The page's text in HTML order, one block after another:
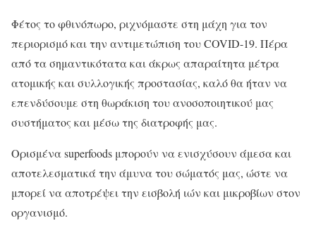
Φέτος το φθινόπωρο, ριχνόμαστε στη μάχη για τον
περιορισμό και την αντιμετώπιση του COVID-19. Πέρα
από τα σημαντικότατα και άκρως απαραίτητα μέτρα
ατομικής και συλλογικής προστασίας, καλό θα ήταν να
επενδύσουμε στη θωράκιση του ανοσοποιητικού μας
συστήματος και μέσω της διατροφής μας.
Ορισμένα superfoods μπορούν να ενισχύσουν άμεσα και
αποτελεσματικά την άμυνα του σώματός μας, ώστε να
μπορεί να αποτρέψει την εισβολή ιών και μικροβίων στον
οργανισμό.